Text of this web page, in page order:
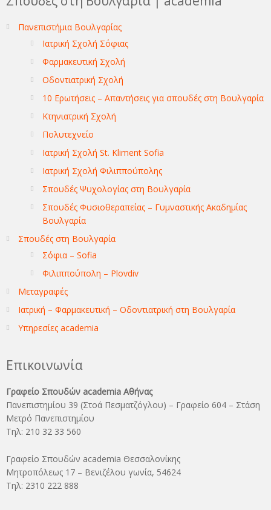
Πανεπιστήμια Βουλγαρίας
Ιατρική Σχολή Σόφιας
Φαρμακευτική Σχολή
Οδοντιατρική Σχολή
10 Ερωτήσεις – Απαντήσεις για σπουδές στη Βουλγαρία
Κτηνιατρική Σχολή
Πολυτεχνείο
Ιατρική Σχολή St. Kliment Sofia
Ιατρική Σχολή Φιλιππούπολης
Σπουδές Ψυχολογίας στη Βουλγαρία
Σπουδές Φυσιοθεραπείας – Γυμναστικής Ακαδημίας
Βουλγαρία
Σπουδές στη Βουλγαρία
Σόφια – Sofia
Φιλιππούπολη – Plovdiv
Μεταγραφές
Ιατρική – Φαρμακευτική – Οδοντιατρική στη Βουλγαρία
Υπηρεσίες academia
Επικοινωνία
Γραφείο Σπουδών academia Αθήνας
Πανεπιστημίου 39 (Στοά Πεσματζόγλου) – Γραφείο 604 – Στάση
Μετρό Πανεπιστημίου
Τηλ: 210 32 33 560
Γραφείο Σπουδών academia Θεσσαλονίκης
Μητροπόλεως 17 – Βενιζέλου γωνία, 54624
Τηλ: 2310 222 888